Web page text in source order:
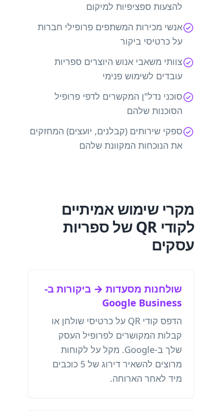
להצעות ספציפיות למיקום
אנשי מכירות המשתפים פרופילי חברות
על כרטיסי ביקור
צוותי משאבי אנוש היוצרים ספריות
עובדים לשימוש פנימי
סוכני נדל"ן המקשרים לדפי פרופיל
הסוכנות שלהם
ספקי שירותים (קבלנים, יועצים) המחזקים
את הנוכחות המקוונת שלהם
מקרי שימוש אמיתיים
לקודי QR של ספריות
עסקים
שולחנות מסעדות → ביקורות ב-
Google Business
הדפס קודי QR על כרטיסי שולחן או
קבלות המקושרים לפרופיל העסק
שלך ב-Google. מקל על לקוחות
מרוצים להשאיר דירוג של 5 כוכבים
מיד לאחר הארוחה.